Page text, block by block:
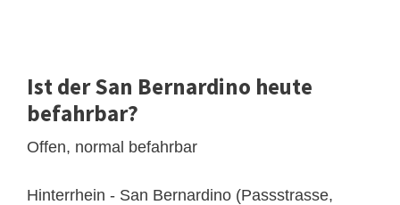
Ist der San Bernardino heute
befahrbar?
Offen, normal befahrbar
Hinterrhein - San Bernardino (Passstrasse,